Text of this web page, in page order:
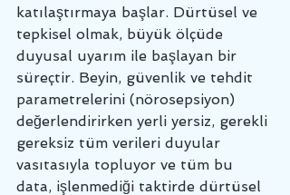
katılaştırmaya başlar. Dürtüsel ve
tepkisel olmak, büyük ölçüde
duyusal uyarım ile başlayan bir
süreçtir. Beyin, güvenlik ve tehdit
parametrelerini (nörosepsiyon)
değerlendirirken yerli yersiz, gerekli
gereksiz tüm verileri duyular
vasıtasıyla topluyor ve tüm bu
data, işlenmediği taktirde dürtüsel